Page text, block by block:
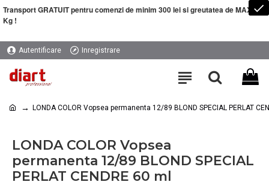
Transport GRATUIT pentru comenzi de minim 300 lei si greutatea de MAXIM 5
Kg !
Autentificare Inregistrare
LONDA COLOR Vopsea permanenta 12/89 BLOND SPECIAL PERLAT
LONDA COLOR Vopsea
permanenta 12/89 BLOND SPECIAL
PERLAT CENDRE 60 ml